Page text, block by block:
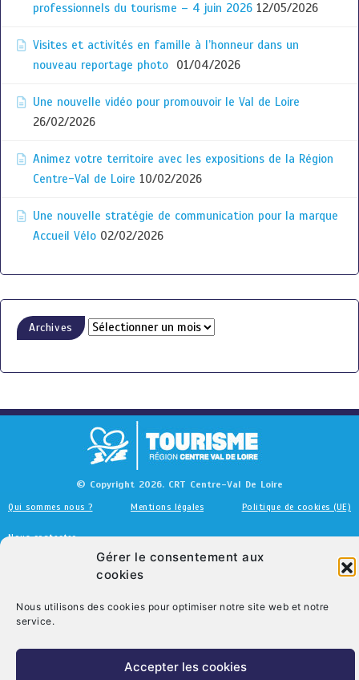
Gérer le consentement aux
cookies
Nous utilisons des cookies pour optimiser notre site web et notre
service.
Accepter les cookies
professionnels du tourisme – 4 juin 2026 12/05/2026
Visites et activités en famille à l’honneur dans un
nouveau reportage photo
01/04/2026
Une nouvelle vidéo pour promouvoir le Val de Loire
26/02/2026
Animez votre territoire avec les expositions de la Région
Centre-Val de Loire 10/02/2026
Une nouvelle stratégie de communication pour la marque
Accueil Vélo 02/02/2026
Archives
© Copyright 2026. CRT Centre-Val De Loire
Qui sommes nous ? Mentions légales Politique de cookies (UE)
Nous contacter